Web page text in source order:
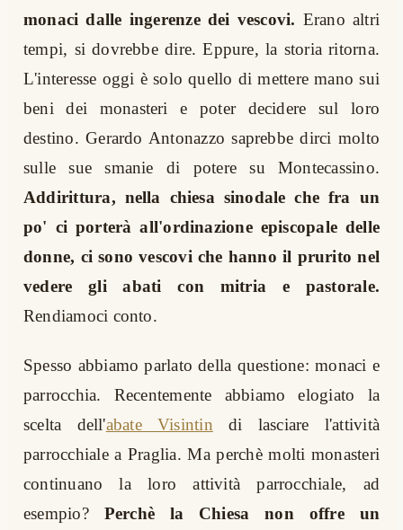
monaci dalle ingerenze dei vescovi. Erano altri
tempi, si dovrebbe dire. Eppure, la storia ritorna.
L'interesse oggi è solo quello di mettere mano sui
beni dei monasteri e poter decidere sul loro
destino. Gerardo Antonazzo saprebbe dirci molto
sulle sue smanie di potere su Montecassino.
Addirittura, nella chiesa sinodale che fra un
po' ci porterà all'ordinazione episcopale delle
donne, ci sono vescovi che hanno il prurito nel
vedere gli abati con mitria e pastorale.
Rendiamoci conto.
Spesso abbiamo parlato della questione: monaci e
parrocchia. Recentemente abbiamo elogiato la
scelta dell'abate Visintin di lasciare l'attività
parrocchiale a Praglia. Ma perchè molti monasteri
continuano la loro attività parrocchiale, ad
esempio? Perchè la Chiesa non offre un